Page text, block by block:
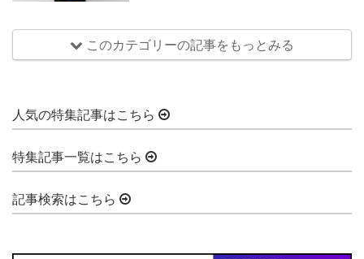
このカテゴリーの記事をもっとみる
人気の特集記事はこちら
特集記事一覧はこちら
記事検索はこちら